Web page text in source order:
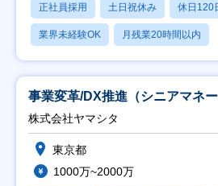
正社員採用 土日祝休み 休日120
業界未経験OK 月残業20時間以内
事業変革/DX推進（シニアマネー
株式会社ヤマシタ
東京都
1000万~2000万